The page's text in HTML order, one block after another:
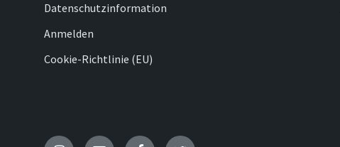
Datenschutzinformation
Anmelden
Cookie-Richtlinie (EU)